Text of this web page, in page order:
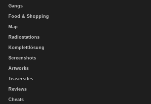
Gangs
Food & Shopping
Map
Radiostations
Komplettlösung
Screenshots
Artworks
Teasersites
Reviews
Cheats